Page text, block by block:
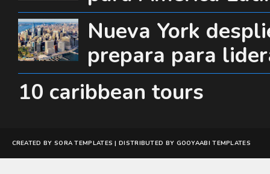
Nueva York
prepara para
10 caribbean tours
CREATED BY SORA TEMPLATES | DISTRIBUTED BY GOOYAABI TEMPLATES